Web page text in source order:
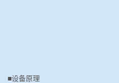
■设备原理